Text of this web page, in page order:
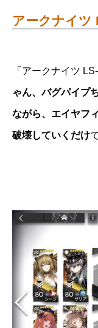
アークナイツ
「アークナイツ
ゃん、バグパイプ
ながら、エイヤフ
破壊していくだけ